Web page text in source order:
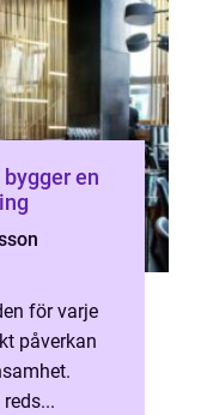
en
för varje
påverkan